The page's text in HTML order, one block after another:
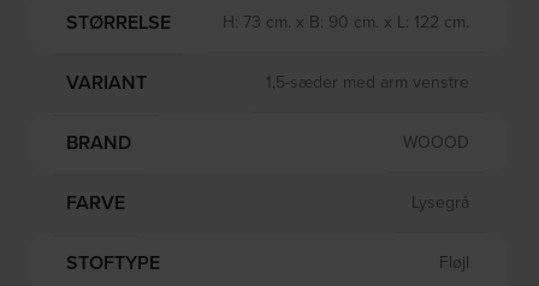
STØRRELSE H: 73 cm. x B: 90 cm. x L: 122 cm.
VARIANT 1,5-sæder med arm venstre
BRAND WOOOD
FARVE Lysegrå
STOFTYPE Fløjl